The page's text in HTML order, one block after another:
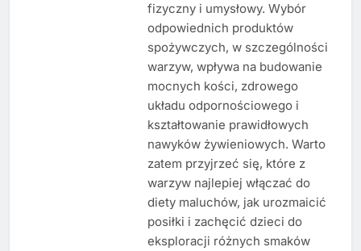
fizyczny i umysłowy. Wybór
odpowiednich produktów
spożywczych, w szczególności
warzyw, wpływa na budowanie
mocnych kości, zdrowego
układu odpornościowego i
kształtowanie prawidłowych
nawyków żywieniowych. Warto
zatem przyjrzeć się, które z
warzyw najlepiej włączać do
diety maluchów, jak urozmaicić
posiłki i zachęcić dzieci do
eksploracji różnych smaków